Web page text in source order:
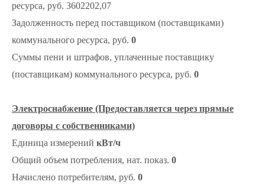
ресурса, руб. 3602202,07
Задолженность перед поставщиком (поставщиками)
коммунального ресурса, руб. 0
Суммы пени и штрафов, уплаченные поставщику
(поставщикам) коммунального ресурса, руб. 0
Электроснабжение (Предоставляется через прямые
договоры с собственниками)
Единица измерений кВт/ч
Общий объем потребления, нат. показ. 0
Начислено потребителям, руб. 0